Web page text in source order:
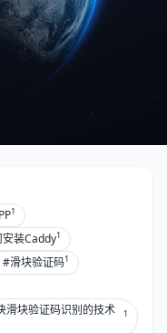
1
装Caddy1
#滑块验证码1
滑块验证码识别的技术
1